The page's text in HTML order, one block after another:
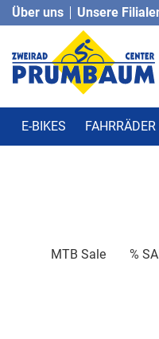
Über uns Unsere
E-BIKES FAHRRÄDER
MTB Sale %